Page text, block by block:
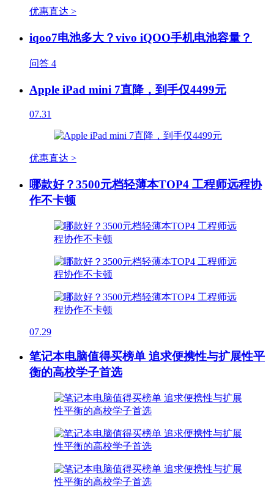
优惠直达 >
iqoo7电池多大？vivo iQOO手机电池容量？
问答 4
Apple iPad mini 7直降，到手仅4499元
07.31
优惠直达 >
哪款好？3500元档轻薄本TOP4 工程师远程协
作不卡顿
07.29
笔记本电脑值得买榜单 追求便携性与扩展性平
衡的高校学子首选